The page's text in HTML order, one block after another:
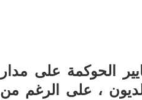
الحوكمة على مدار
، على الرغم من